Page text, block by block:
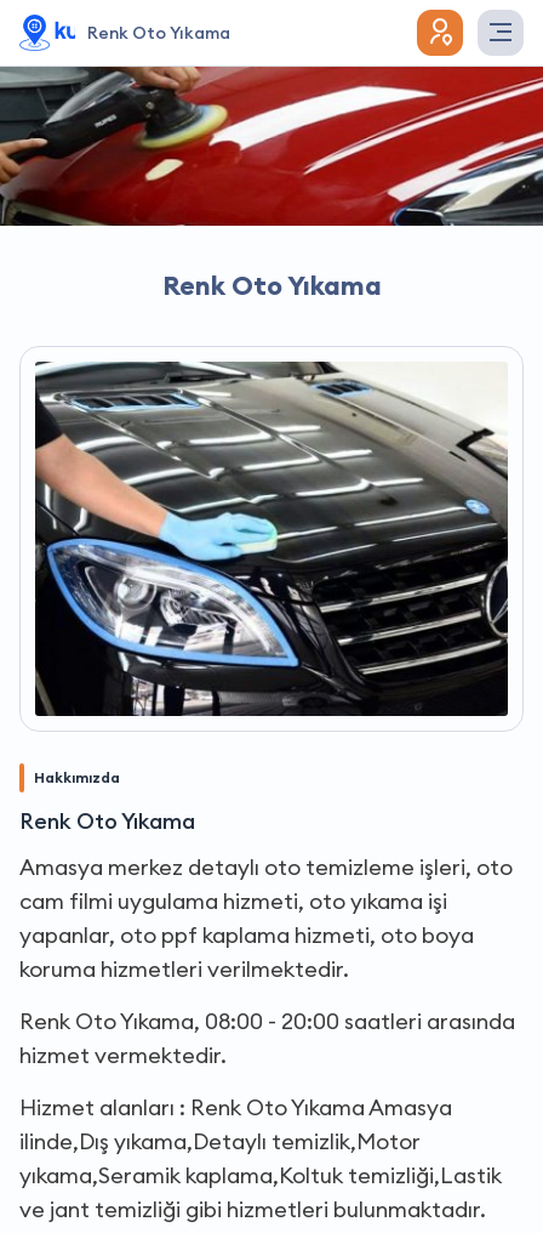
Renk Oto Yıkama
Renk Oto Yıkama
Hakkımızda
Renk Oto Yıkama
Amasya merkez detaylı oto temizleme işleri, oto
cam filmi uygulama hizmeti, oto yıkama işi
yapanlar, oto ppf kaplama hizmeti, oto boya
koruma hizmetleri verilmektedir.
Renk Oto Yıkama, 08:00 - 20:00 saatleri arasında
hizmet vermektedir.
Hizmet alanları : Renk Oto Yıkama Amasya
ilinde,Dış yıkama,Detaylı temizlik,Motor
yıkama,Seramik kaplama,Koltuk temizliği,Lastik
ve jant temizliği gibi hizmetleri bulunmaktadır.